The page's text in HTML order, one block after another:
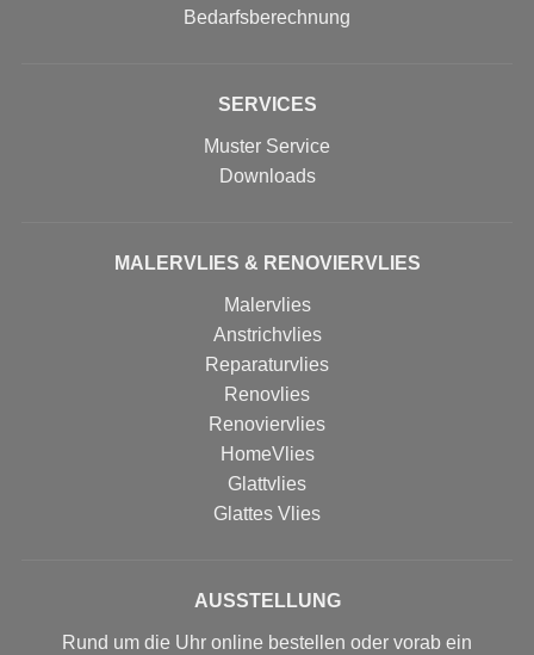
Bedarfsberechnung
SERVICES
Muster Service
Downloads
MALERVLIES & RENOVIERVLIES
Malervlies
Anstrichvlies
Reparaturvlies
Renovlies
Renoviervlies
HomeVlies
Glattvlies
Glattes Vlies
AUSSTELLUNG
Rund um die Uhr online bestellen oder vorab ein